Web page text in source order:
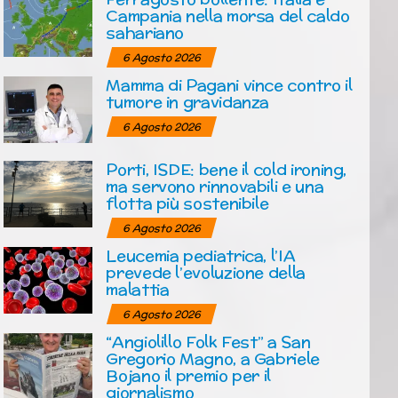
Campania nella morsa del caldo
sahariano
6 Agosto 2026
Mamma di Pagani vince contro il
tumore in gravidanza
6 Agosto 2026
Porti, ISDE: bene il cold ironing,
ma servono rinnovabili e una
flotta più sostenibile
6 Agosto 2026
Leucemia pediatrica, l’IA
prevede l’evoluzione della
malattia
6 Agosto 2026
“Angiolillo Folk Fest” a San
Gregorio Magno, a Gabriele
Bojano il premio per il
giornalismo